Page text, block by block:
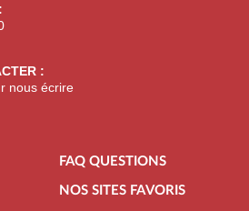
:
nous écrire
FAQ QUESTIONS
NOS SITES FAVORIS